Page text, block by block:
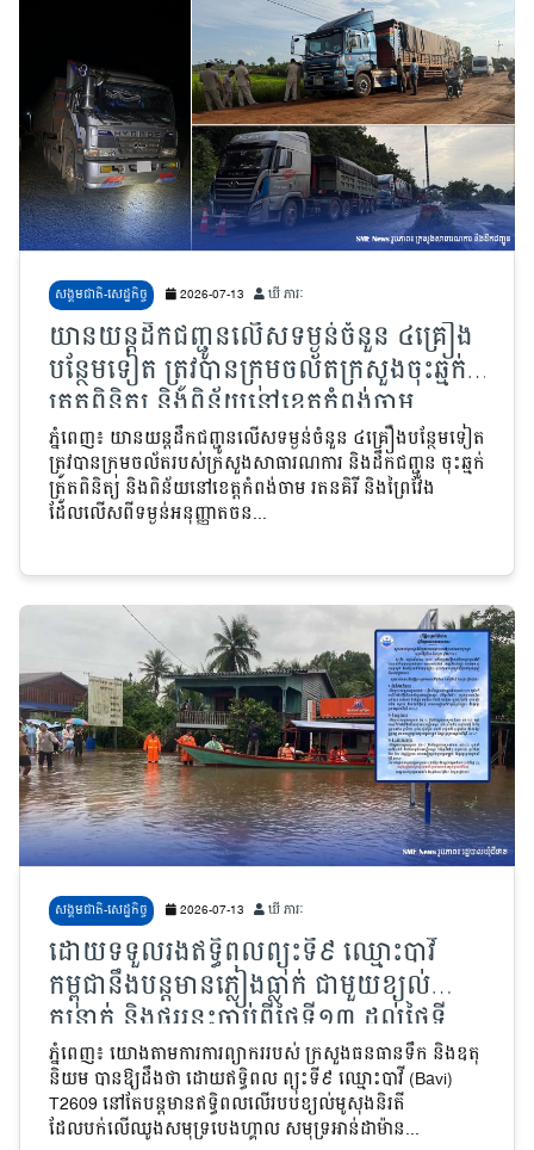
សង្គមជាតិ-សេដ្ឋកិច្ច 2026-07-13 ឃី ភារៈ
យានយន្តដឹកជញ្ជូនលើសទម្ងន់ចំនួន ៤គ្រឿង
បន្ថែមទៀត ត្រូវបានក្រុមចល័តក្រសួងចុះឆ្មក់
ត្រួតពិនិត្យ និងពិន័យនៅខេត្តកំពង់ចាម
រតនគិរី និងព្រៃវែង
ភ្នំពេញ៖ យានយន្តដឹកជញ្ជូនលើសទម្ងន់ចំនួន ៤គ្រឿងបន្ថែមទៀត
ត្រូវបានក្រុមចល័តរបស់ក្រសួងសាធារណការ និងដឹកជញ្ជូន ចុះឆ្មក់
ត្រួតពិនិត្យ និងពិន័យនៅខេត្តកំពង់ចាម រតនគិរី និងព្រៃវែង
ដែលលើសពីទម្ងន់អនុញ្ញាតចន...
សង្គមជាតិ-សេដ្ឋកិច្ច 2026-07-13 ឃី ភារៈ
ដោយទទួលរងឥទ្ធិពលព្យុះទី៩ ឈ្មោះបាវី
កម្ពុជានឹងបន្តមានភ្លៀងធ្លាក់ ជាមួយខ្យល់
កន្ត្រាក់ និងផ្គររន្ទះចាប់ពីថ្ងៃទី១៣ ដល់ថ្ងៃទី
១៥ កក្កដា
ភ្នំពេញ៖ យោងតាមការការព្យាកររបស់ ក្រសួងធនធានទឹក និងឧតុ
និយម បានឱ្យដឹងថា ដោយឥទ្ធិពល ព្យុះទី៩ ឈ្មោះបាវី (Bavi)
T2609 នៅតែបន្តមានឥទ្ធិពលលើរបបខ្យល់មូសុងនិរតី
ដែលបក់លើឈូងសមុទ្របេងហ្គាល សមុទ្រអាន់ដាម៉ាន...